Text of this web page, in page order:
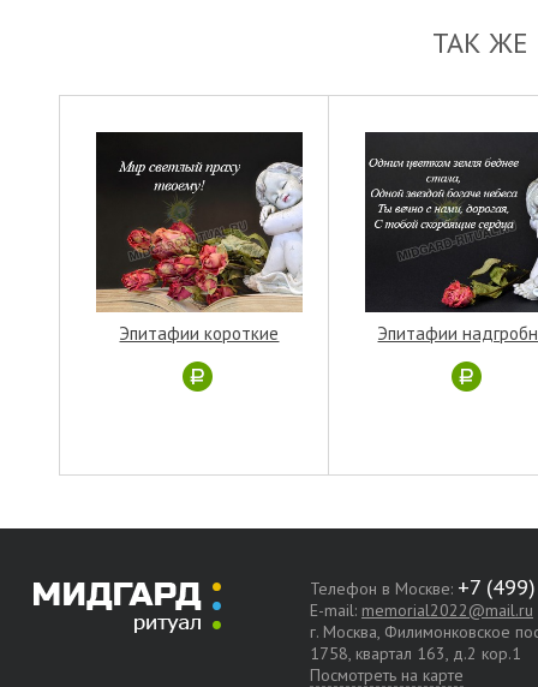
ТАК
Эпитафии короткие Эпитафии
Телефон в Москве:
E-mail: memorial2022@mail.ru
г. Москва, Филимонковское
1758, квартал 163, д.2 кор.1
Посмотреть на карте